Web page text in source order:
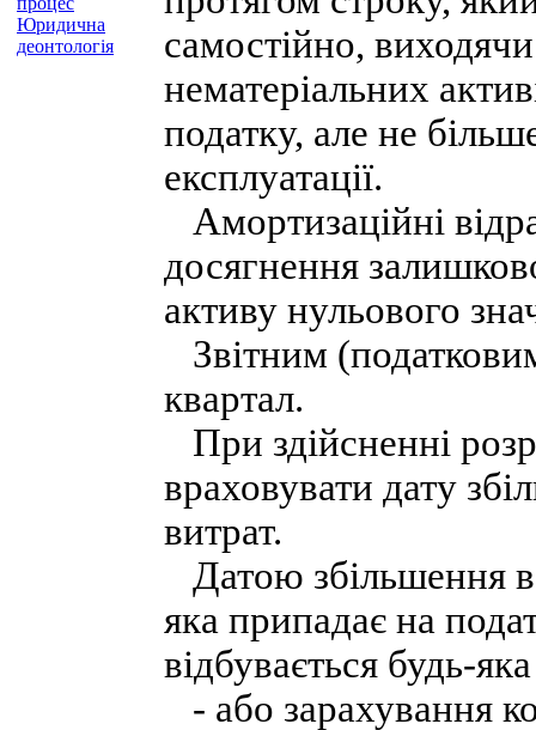
Юридична
деонтологія
самостійно,
нематеріальних
податку, але не
експлуатації.
Амортизаційні
досягнення
активу нульового
Звітним
квартал.
При здійсненні
враховувати дату
витрат.
Датою збільшення
яка припадає на
відбувається будь-
- або зарахування